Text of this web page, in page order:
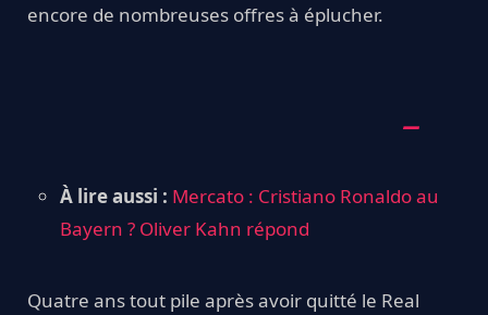
encore de nombreuses offres à éplucher.
À lire aussi : Mercato : Cristiano Ronaldo au
Bayern ? Oliver Kahn répond
Quatre ans tout pile après avoir quitté le Real